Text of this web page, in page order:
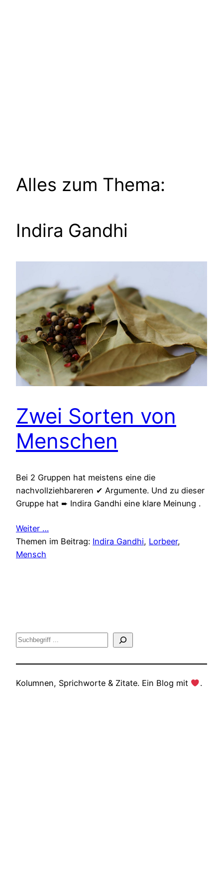
Alles zum Thema:
Indira Gandhi
Zwei Sorten von
Menschen
Bei 2 Gruppen hat meistens eine die
nachvollziehbareren ✔ Argumente. Und zu dieser
Gruppe hat ➨ Indira Gandhi eine klare Meinung .
Weiter …
Themen im Beitrag: Indira Gandhi, Lorbeer
Mensch
Suche
Kolumnen, Sprichworte & Zitate. Ein Blog mit .